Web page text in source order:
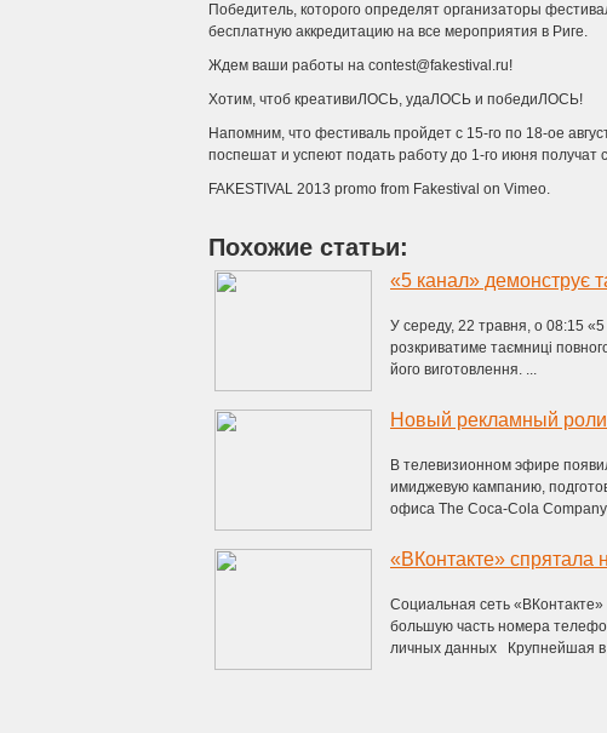
Победитель, которого определят организаторы
бесплатную аккредитацию на все мероприятия в Риге.
Ждем ваши работы на contest@fakestival.ru!
Хотим, чтоб креативиЛОСЬ, удаЛОСЬ и победиЛОСЬ!
Напомним, что фестиваль пройдет с 15-го по 18-ое
поспешат и успеют подать работу до 1-го июня получат
FAKESTIVAL 2013 promo from Fakestival on Vimeo.
Похожие статьи:
«5 канал» демонструє
У середу, 22 травня, о 08:15
розкриватиме таємниці
його виготовлення. ...
Новый рекламный
В телевизионном эфире
имиджевую кампанию,
офиса The Coca-Cola
«ВКонтакте» спрятала
Социальная сеть
большую часть номера
личных данных Крупнейшая в